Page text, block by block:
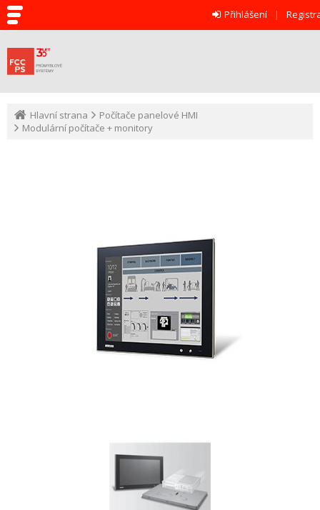
Přihlášení
Hlavní strana
Počítače panelové HMI
Modulární počítače + monitory